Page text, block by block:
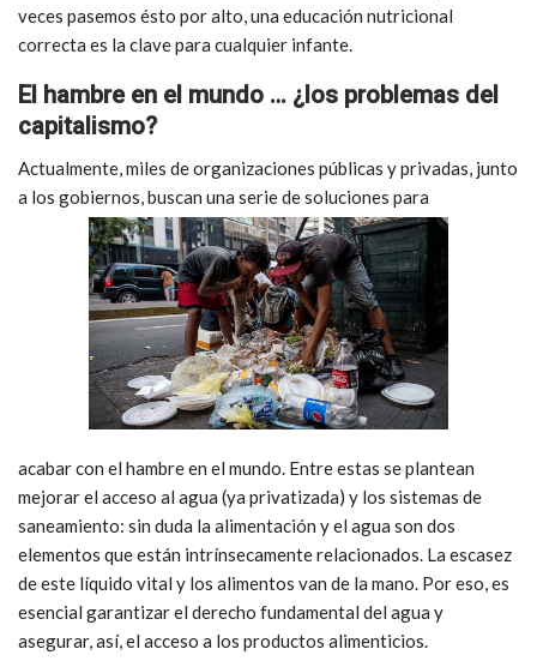
veces pasemos ésto por alto, una educación nutricional
correcta es la clave para cualquier infante.
El hambre en el mundo … ¿los problemas del
capitalismo?
Actualmente, miles de organizaciones públicas y privadas, junto
a los gobiernos, buscan una serie de soluciones para
acabar con el hambre en el mundo. Entre estas se plantean
mejorar el acceso al agua (ya privatizada) y los sistemas de
saneamiento: sin duda la alimentación y el agua son dos
elementos que están intrínsecamente relacionados. La escasez
de este líquido vital y los alimentos van de la mano. Por eso, es
esencial garantizar el derecho fundamental del agua y
asegurar, así, el acceso a los productos alimenticios.